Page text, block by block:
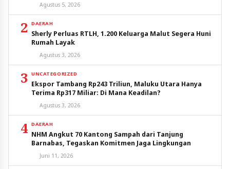
Agustus 5, 2026
2 DAERAH
Sherly Perluas RTLH, 1.200 Keluarga Malut Segera Huni
Rumah Layak
Agustus 3, 2026
3 UNCATEGORIZED
Ekspor Tambang Rp243 Triliun, Maluku Utara Hanya
Terima Rp317 Miliar: Di Mana Keadilan?
Agustus 3, 2026
4 DAERAH
NHM Angkut 70 Kantong Sampah dari Tanjung
Barnabas, Tegaskan Komitmen Jaga Lingkungan
Juni 11, 2026